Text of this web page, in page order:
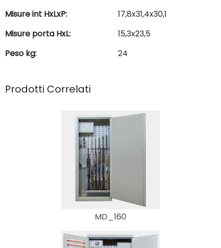
Misure int HxLxP:
17,8x31,4x30,1
Misure porta HxL:
15,3x23,5
Peso kg:
24
Prodotti Correlati
MD_160